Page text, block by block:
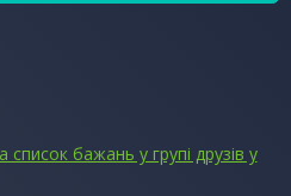
бажань у групі друзів у